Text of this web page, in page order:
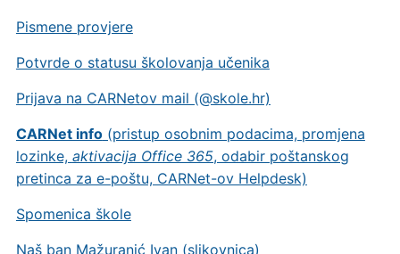
Pismene provjere
Potvrde o statusu školovanja učenika
Prijava na CARNetov mail (@skole.hr)
CARNet info(pristup osobnim podacima, promjena
lozinke, aktivacija Office 365, odabir poštanskog
pretinca za e-poštu, CARNet-ov Helpdesk)
Spomenica škole
Naš ban Mažuranić Ivan (slikovnica)